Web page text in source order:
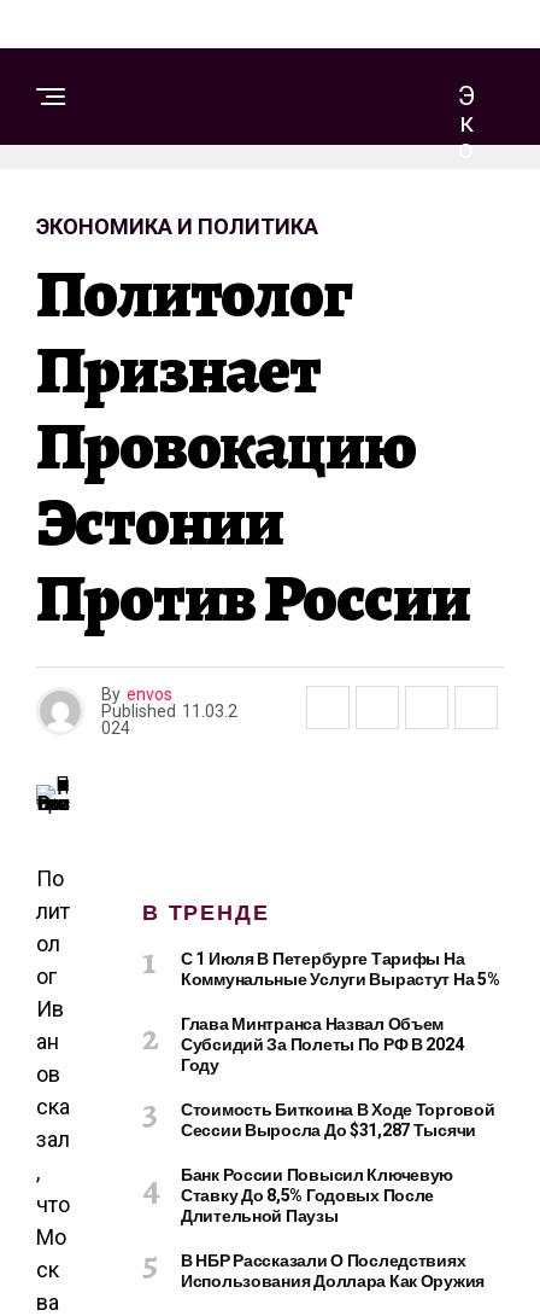
Э
К
О
ЭКОНОМИКА И ПОЛИТИКА
Политолог
Признает
Провокацию
Эстонии
Против России
By envos
Published 11.03.2
024
По
лит
ол
ог
Ив
ан
ов
ска
зал
,
что
Мо
ск
ва
В ТРЕНДЕ
С 1 Июля В Петербурге Тарифы На
Коммунальные Услуги Вырастут На 5%
Глава Минтранса Назвал Объем
Субсидий За Полеты По РФ В 2024
Году
Стоимость Биткоина В Ходе Торговой
Сессии Выросла До $31,287 Тысячи
Банк России Повысил Ключевую
Ставку До 8,5% Годовых После
Длительной Паузы
В НБР Рассказали О Последствиях
Использования Доллара Как Оружия